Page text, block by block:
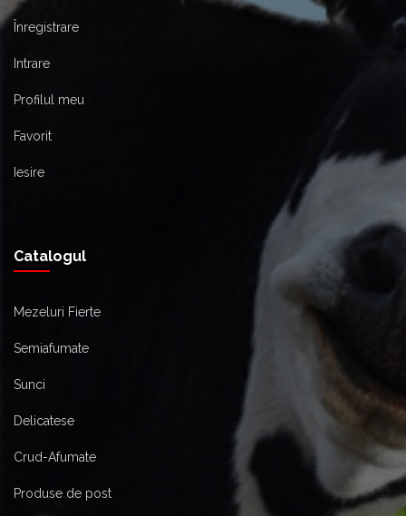
Înregistrare
Intrare
Profilul meu
Favorit
Iesire
Catalogul
Mezeluri Fierte
Semiafumate
Sunci
Delicatese
Crud-Afumate
Produse de post